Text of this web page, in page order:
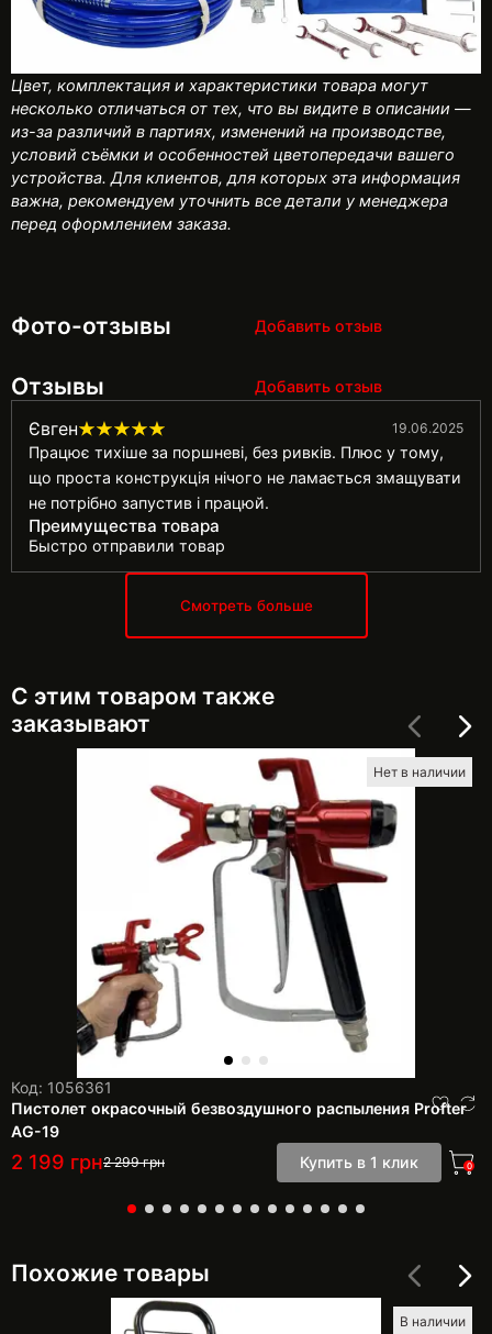
Цвет, комплектация и характеристики товара могут
несколько отличаться от тех, что вы видите в описании —
из-за различий в партиях, изменений на производстве,
условий съёмки и особенностей цветопередачи вашего
устройства. Для клиентов, для которых эта информация
важна, рекомендуем уточнить все детали у менеджера
перед оформлением заказа.
Фото-отзывы Добавить отзыв
Отзывы Добавить отзыв
Євген 19.06.2025
Працює тихіше за поршневі, без ривків. Плюс у тому,
що проста конструкція нічого не ламається змащувати
не потрібно запустив і працюй.
Преимущества товара
Быстро отправили товар
Смотреть больше
С этим товаром также
заказывают
Нет в наличии
Код: 1056361
Пистолет окрасочный безвоздушного распыления Profter
AG-19
2 199 грн2 299грн Купить в 1 клик 0
Похожие товары
В наличии